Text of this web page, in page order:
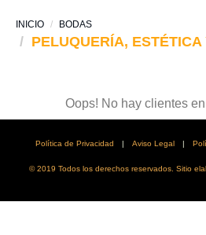
INICIO BODAS
PELUQUERÍA,
Oops! No hay clientes
Política de Privacidad | Aviso Legal |
© 2019 Todos los derechos reservados. Sitio